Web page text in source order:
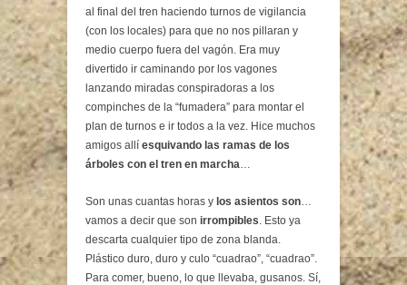
al final del tren haciendo turnos de vigilancia
(con los locales) para que no nos pillaran y
medio cuerpo fuera del vagón. Era muy
divertido ir caminando por los vagones
lanzando miradas conspiradoras a los
compinches de la “fumadera” para montar el
plan de turnos e ir todos a la vez. Hice muchos
amigos allí esquivando las ramas de los
árboles con el tren en marcha
Son unas cuantas horas y los asientos son
vamos a decir que son irrompibles . Esto ya
descarta cualquier tipo de zona blanda.
Plástico duro, duro y culo “cuadrao”, “cuadrao”.
Para comer, bueno, lo que llevaba, gusanos. Sí,